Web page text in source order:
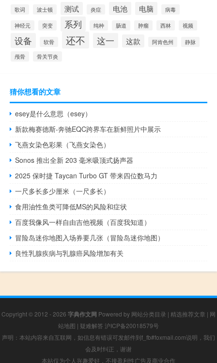
歌词 波士顿 测试 炎症 电池 电脑 病毒
神经元 突变 系列 纯种 肠道 肿瘤 西林 视频
设备 软骨 还不 这一 这款 阿肯色州
静脉
颅骨
骨关节炎
猜你想看的文章
esey是什么意思（esey）
新款梅赛德斯-奔驰EQC跨界车在新鲜照片中展示
飞燕女染色彩果（飞燕女染色）
Sonos 推出全新 203 毫米吸顶式扬声器
2025 保时捷 Taycan Turbo GT 带来四位数马力
一尺多长多少厘米（一尺多长）
食用油性鱼类可降低MS的风险和症状
百度我像风一样自由吉他视频（百度我知道）
冒险岛迷你地图入场券要几张（冒险岛迷你地图）
良性乳腺疾病与乳腺癌风险增加有关
Copyright © 2012 - 2026 字典作文网 Powered by 网站分类目录 | 精选推荐文章 | 网
站地图 | 疑难解答 沪ICP备20018579号
声明：本站内容来自互联网，如信息有错误可发邮件到f_fb#foxmail.com说明，我们
会及时纠正，谢谢
本站仅为个人兴趣爱好，不接盈利性广告及商业合作